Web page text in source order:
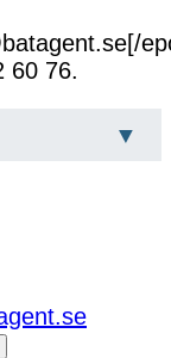
60 76.